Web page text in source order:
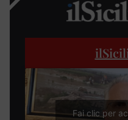
Fai clic per